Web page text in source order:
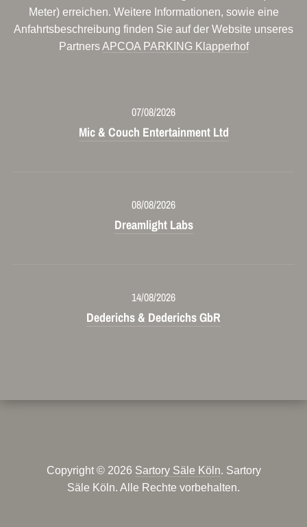
Meter) erreichen. Weitere Informationen, sowie eine
Anfahrtsbeschreibung finden Sie auf der Website unseres
PartnersAPCOA PARKING Klapperhof
07/08/2026
Mic & Couch Entertainment Ltd
08/08/2026
Dreamlight Labs
14/08/2026
Dederichs & Dederichs GbR
Copyright © 2026 Sartory Säle Köln. Sartory
Säle Köln. Alle Rechte vorbehalten.